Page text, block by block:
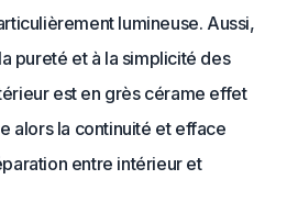
lumineuse. Aussi,
pureté et à la simplicité des
est en grès cérame effet
alors la continuité et efface
entre intérieur et